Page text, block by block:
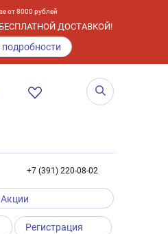
от 8000 рублей
ДОСТАВКОЙ!
+7 (391) 220-08-02
Акции
Регистрация